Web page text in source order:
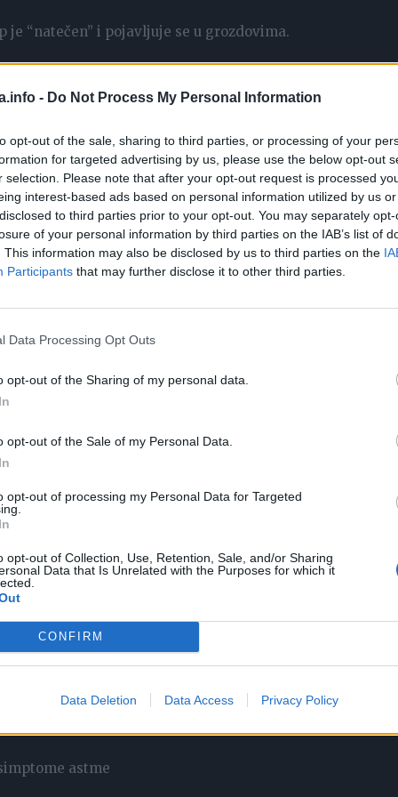
- Do Not Process My Personal Information
opt-out of the sale, sharing to third parties, or processing of your
for targeted advertising by us, please use the below opt-out
selection. Please note that after your opt-out request is processed
interest-based ads based on personal information utilized by us
to third parties prior to your opt-out. You may separately
of your personal information by third parties on the IAB’s list of
This information may also be disclosed by us to third parties on the
Participants that may further disclose it to other third parties.
Data Processing Opt Outs
opt-out of the Sharing of my personal data.
opt-out of the Sale of my Personal Data.
opt-out of processing my Personal Data for Targeted
opt-out of Collection, Use, Retention, Sale, and/or Sharing
Data that Is Unrelated with the Purposes for which it
CONFIRM
Data Deletion Data Access Privacy Policy
je “natečen” i pojavljuje se u grozdovima.
prisutnost simptoma povezanih s kožom (poput osipa)
i intolerancije na hranu. To je zato što alergije aktiviraju
samo na određena područja, poput probave.
simptomi koji se pojavljuju na koži – objašnjava
simptome poput gasova ili nadutosti, ali
mleka. S druge strane, ako imate alergiju na
i nogama pojaviti osip.
minuta nakon konzumacije alergena, mada
se pogorša tako što više jedete hranu na koju ste
i ako osjetite blage simptome nakon jela.
mačke? To vrlo vjerovatno nije zato jer je u vama
reakcije u obliku svraba i suznih očiju. Takođe,
ili čak i parfem u osvježivaču vazduha, mogu da
za oči.
curenja iz nosa i takođe su povezani s alergijom.
test koji će vam tačno reći koji su vaši okidači za to.
simptomi vaše alergije ipak biti manje ozbiljni.
astme